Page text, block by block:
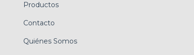
Productos
Contacto
Quiénes Somos